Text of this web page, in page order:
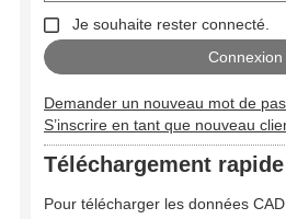
Je souhaite rester connecté.
Demander un nouveau mot de
S’inscrire en tant que nouveau
Téléchargement rapide
Pour télécharger les données